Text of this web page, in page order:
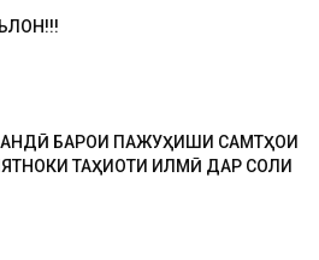
БАРОИ ПАЖУҲИШИ САМТҲОИ
ТАҲҚИҚОТИ ИЛМӢ ДАР СОЛИ